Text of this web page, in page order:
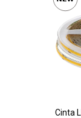
Cinta